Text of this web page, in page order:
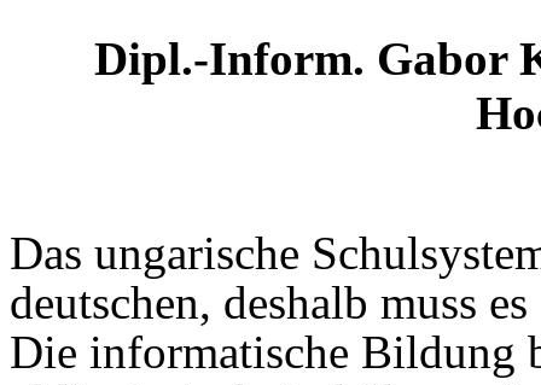
Dipl.-Inform. Gabor
Das ungarische
deutschen, deshalb muss
Die informatische Bildung